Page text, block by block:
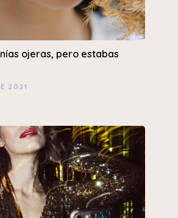
ojeras, pero estabas
2021